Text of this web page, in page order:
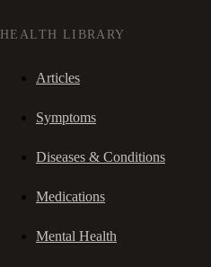
HEALTH LIBRARY
Articles
Symptoms
Diseases & Conditions
Medications
Mental Health